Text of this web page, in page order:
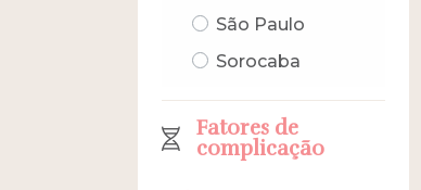
São Paulo
Sorocaba
Fatores de
complicação